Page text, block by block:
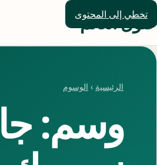
تخطي إلى المحتوى
حلول العالم
الرئيسية › الوسوم
وسم: